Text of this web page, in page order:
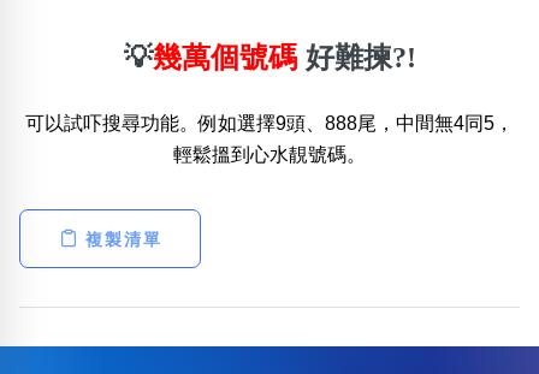
💡幾萬個號碼 好難揀?!
可以試吓搜尋功能。例如選擇9頭、888尾，中間無4同5，
輕鬆搵到心水靚號碼。
複製清單